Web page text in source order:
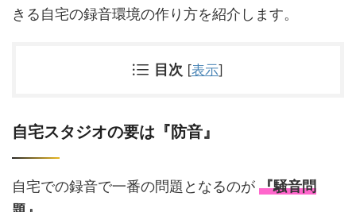
きる自宅の録音環境の作り方を紹介します。
目次 [表示]
自宅スタジオの要は『防音』
自宅での録音で一番の問題となるのが 『騒音問